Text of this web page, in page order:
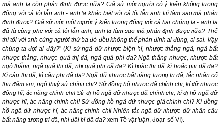
mà anh ta còn phán định được nữa? Giả sử mời người có ý kiến không tương
đồng với cả tôi lẫn anh - anh ta khác biệt với cả tôi lẫn anh thì làm sao mà phán
định được? Giả sử mời một người ý kiến tương đồng với cả hai chúng ta - anh ta
đã là cùng phe với cả tôi lẫn anh, anh ta làm sao mà phán định được nữa? Thế
thì tôi với anh cùng người thứ ba đó đều không thể phán đinh ai đúng, ai sai. Vậy
chúng ta đợi ai đây?" (Kí sử ngã dữ nhược biện hỉ, nhược thắng ngã, ngã bất
nhược thắng, nhược quả thị dã, ngã quả phi da? Ngã thắng nhược, nhược bất
ngô thắng, ngã quả thị dã, nhi quả phi dã da? Kì hoặc thị dã, kì hoặc phi dã da?
Kì câu thị dã, kì câu phi dã da? Ngã dữ nhược bất năng tương tri dã, tắc nhân cố
thụ đảm ám, ngô thuỳ sử chính chi? Sử đồng hồ nhược dã chính chi, kí dữ nhược
đồng hĩ, ác năng chính chi! Sử dị hồ ngã dữ nhược dã chính chi, kí dị hồ ngã dữ
nhược hĩ, ác năng chính chi! Sử đồng hồ ngã dữ nhược giả chính chi? Kí đồng
hồ ngã dữ nhược hĩ, ác năng chính chi! Nhiên tắc ngã dữ nhược dữ nhân câu
bất năng tương tri dã, nhi đãi bỉ dã da? xem Tề vật luận, đoạn số VI).